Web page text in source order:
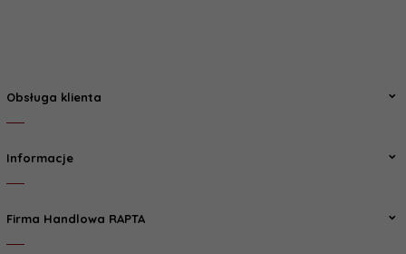
Obsługa klienta
Informacje
Firma Handlowa RAPTA